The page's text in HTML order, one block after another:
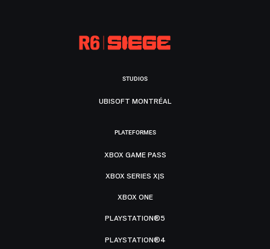
STUDIOS
UBISOFT MONTRÉAL
PLATEFORMES
XBOX GAME PASS
XBOX SERIES X|S
XBOX ONE
PLAYSTATION®5
PLAYSTATION®4